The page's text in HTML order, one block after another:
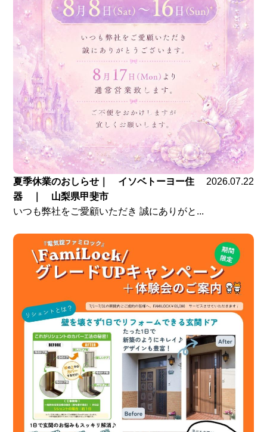
夏季休業のおしらせ｜ イソベトーヨー住
器 ｜ 山梨県甲斐市
2026.07.22
いつも弊社をご愛顧いただき 誠にありがと...